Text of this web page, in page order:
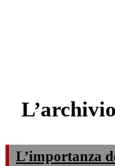
L’importanza